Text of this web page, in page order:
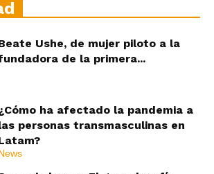
Ushe, de mujer piloto a la
de la primera...
ha afectado la pandemia a
personas transmasculinas en